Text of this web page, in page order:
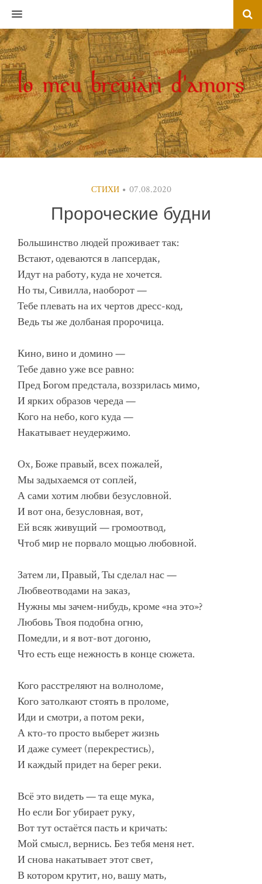
MENU
СТИХИ 07.08.2020
Пророческие будни
Большинство людей проживает так:
Встают, одеваются в лапсердак,
Идут на работу, куда не хочется.
Но ты, Сивилла, наоборот —
Тебе плевать на их чертов дресс-код,
Ведь ты же долбаная пророчица.
Кино, вино и домино —
Тебе давно уже все равно:
Пред Богом предстала, воззрилась мимо,
И ярких образов череда —
Кого на небо, кого куда —
Накатывает неудержимо.
Ох, Боже правый, всех пожалей,
Мы задыхаемся от соплей,
А сами хотим любви безусловной.
И вот она, безусловная, вот,
Ей всяк живущий — громоотвод,
Чтоб мир не порвало мощью любовной.
Затем ли, Правый, Ты сделал нас —
Любвеотводами на заказ,
Нужны мы зачем-нибудь, кроме «на это»?
Любовь Твоя подобна огню,
Помедли, и я вот-вот догоню,
Что есть еще нежность в конце сюжета.
Кого расстреляют на волноломе,
Кого затолкают стоять в проломе,
Иди и смотри, а потом реки,
А кто-то просто выберет жизнь
И даже сумеет (перекрестись),
И каждый придет на берег реки.
Всё это видеть — та еще мука,
Но если Бог убирает руку,
Вот тут остаётся пасть и кричать:
Мой смысл, вернись. Без тебя меня нет.
И снова накатывает этот свет,
В котором крутит, но, вашу мать,